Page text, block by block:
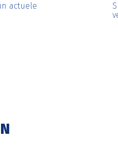
actuele